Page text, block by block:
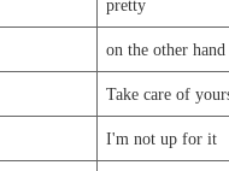
pretty
on the other hand
Take care of
I'm not up for it